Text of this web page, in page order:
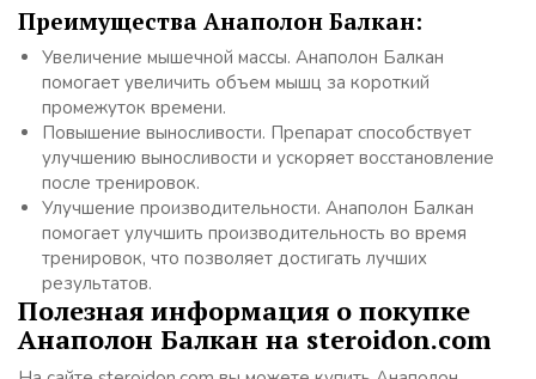
Преимущества Анаполон Балкан:
Увеличение мышечной массы. Анаполон Балкан
помогает увеличить объем мышц за короткий
промежуток времени.
Повышение выносливости. Препарат способствует
улучшению выносливости и ускоряет восстановление
после тренировок.
Улучшение производительности. Анаполон Балкан
помогает улучшить производительность во время
тренировок, что позволяет достигать лучших
результатов.
Полезная информация о покупке
Анаполон Балкан на steroidon.com